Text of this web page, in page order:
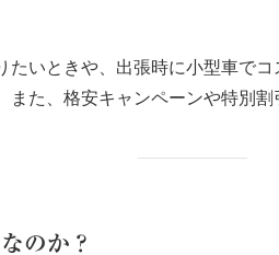
たいときや、出張時に小型車で
た、格安キャンペーンや特別割
のか？